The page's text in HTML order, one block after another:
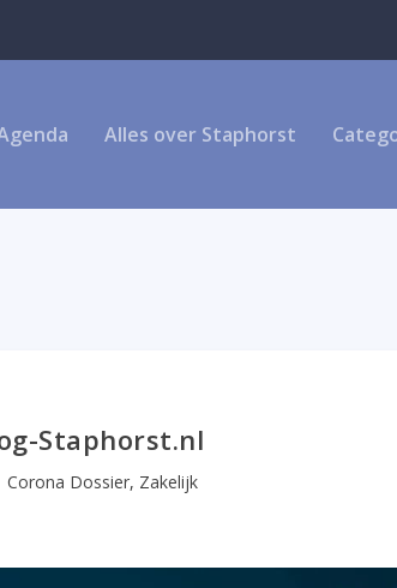
Alles over Staphorst
Staphorst.nl
Corona Dossier, Zakelijk